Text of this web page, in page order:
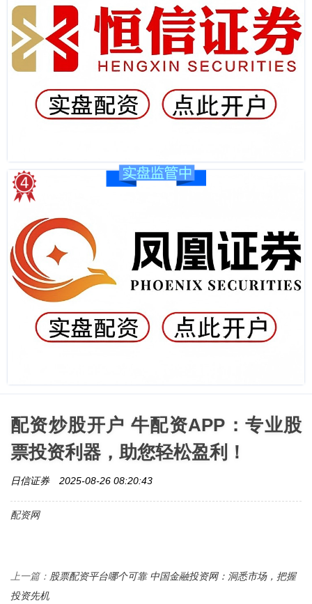
配资炒股开户 牛配资APP：专业股
票投资利器，助您轻松盈利！
日信证券 2025-08-26 08:20:43
配资网
上一篇： 股票配资平台哪个可靠 中国金融投资网：洞悉市场，把握
投资先机